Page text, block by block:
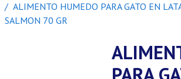
ALIMENTO HUMEDO PARA GATO EN
SALMON 70 GR